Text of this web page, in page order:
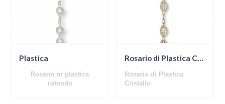
Plastica
Rosario in plastica
rotondo
Rosario di Plastica Cristallo
Rosario di Plastica
Cristallo